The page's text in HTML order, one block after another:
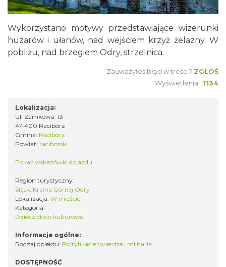
Wykorzystano motywy przedstawiające wizerunki
huzarów i ułanów, nad wejściem krzyż żelazny. W
pobliżu, nad brzegiem Odry, strzelnica.
Zauważyłeś błąd w treści? ZGŁOŚ
Wyświetlenia: 1134
Lokalizacja:
Ul. Zamkowa 13
47-400 Racibórz
Gmina: Racibórz
Powiat: raciborski
Pokaż wskazówki dojazdu
Region turystyczny:
Śląsk, Kraina Górnej Odry
Lokalizacja: W mieście
Kategoria:
Dziedzictwo kulturowe
Informacje ogólne:
Rodzaj obiektu: Fortyfikacje twierdze i militaria
DOSTĘPNOŚĆ